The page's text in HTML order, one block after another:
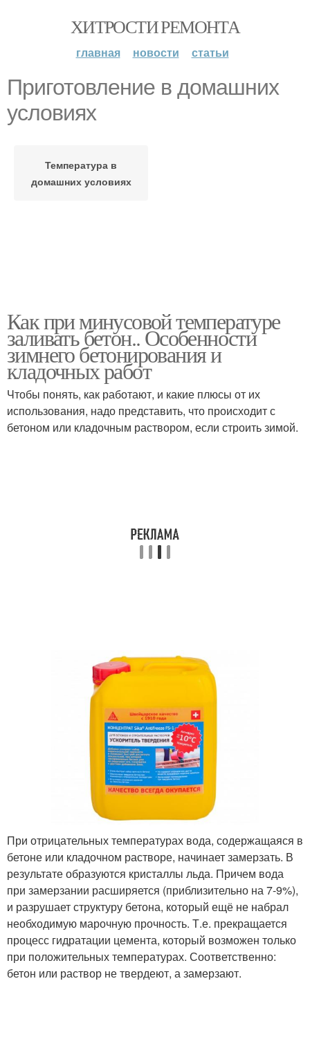
ХИТРОСТИ РЕМОНТА
главная новости статьи
Приготовление в домашних
условиях
Температура в
домашних условиях
Как при минусовой температуре
заливать бетон.. Особенности
зимнего бетонирования и
кладочных работ
Чтобы понять, как работают, и какие плюсы от их
использования, надо представить, что происходит с
бетоном или кладочным раствором, если строить зимой.
При отрицательных температурах вода, содержащаяся в
бетоне или кладочном растворе, начинает замерзать. В
результате образуются кристаллы льда. Причем вода
при замерзании расширяется (приблизительно на 7-9%),
и разрушает структуру бетона, который ещё не набрал
необходимую марочную прочность. Т.е. прекращается
процесс гидратации цемента, который возможен только
при положительных температурах. Соответственно:
бетон или раствор не твердеют, а замерзают.